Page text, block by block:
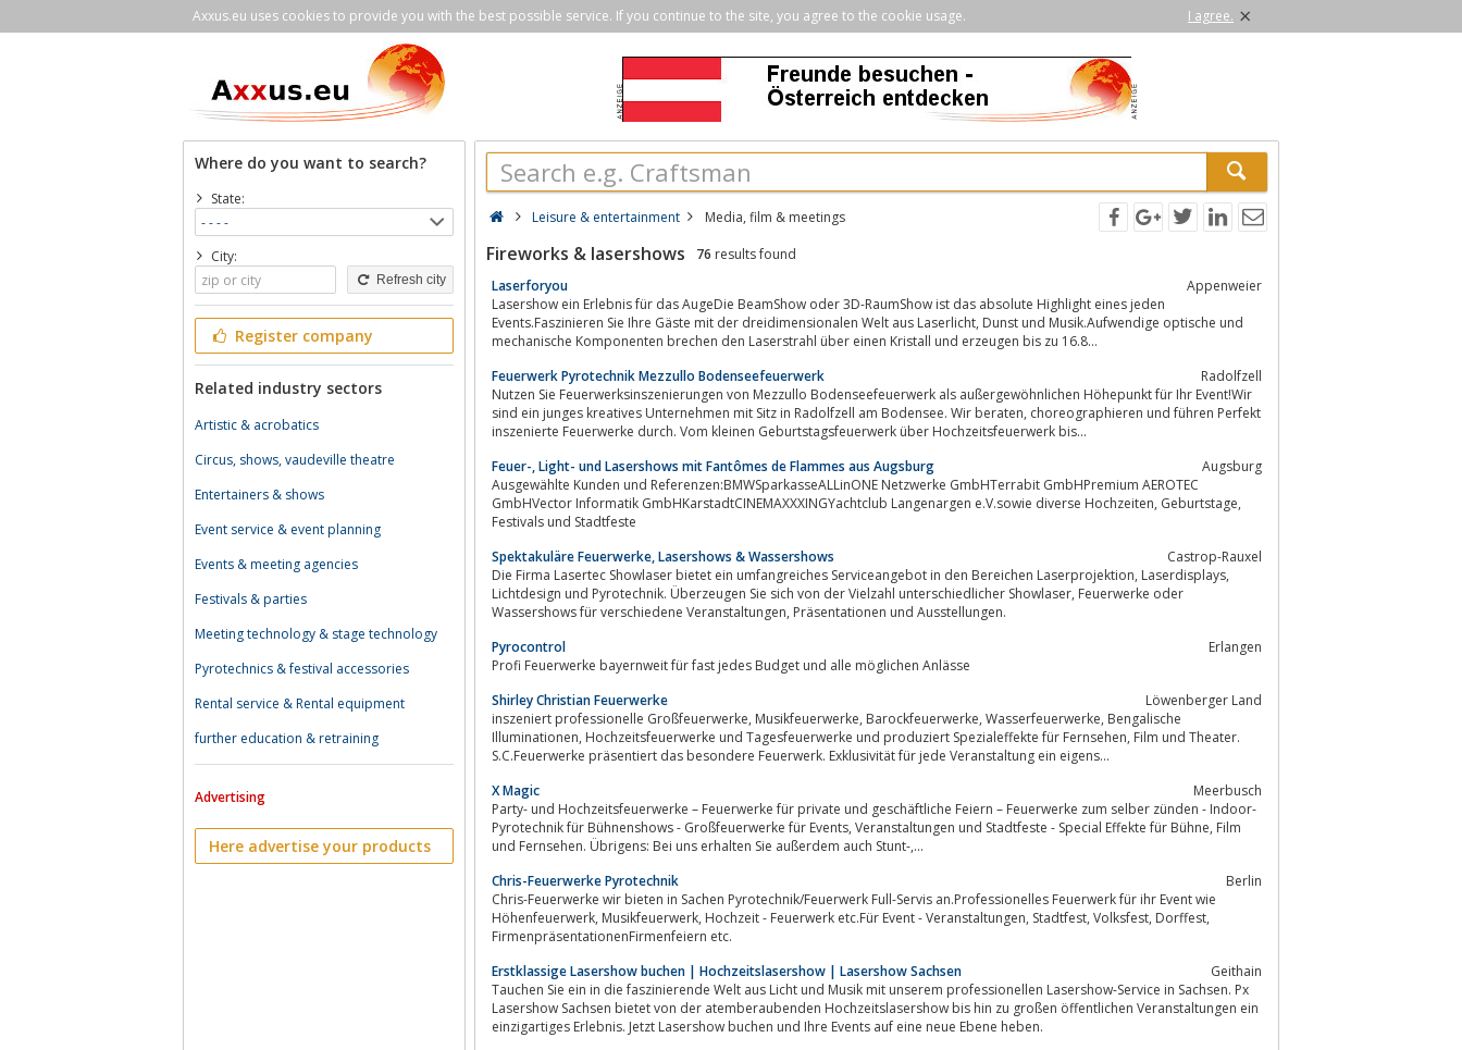
Axxus.eu uses cookies to provide you with the best possible service. If you continue to the site, you agree to the cookie usage. I agree. ×
Where do you want to search?
State:
City:
Refresh city
Register company
Related industry sectors
Artistic & acrobatics
Circus, shows, vaudeville theatre
Entertainers & shows
Event service & event planning
Events & meeting agencies
Festivals & parties
Meeting technology & stage technology
Pyrotechnics & festival accessories
Rental service & Rental equipment
further education & retraining
Advertising
Here advertise your products
Leisure & entertainment Media, film & meetings
Fireworks & lasershows 76 results found
Laserforyou
Appenweier
Lasershow ein Erlebnis für das AugeDie BeamShow oder 3D-RaumShow ist das absolute Highlight eines jeden
Events.Faszinieren Sie Ihre Gäste mit der dreidimensionalen Welt aus Laserlicht, Dunst und Musik.Aufwendige optische und
mechanische Komponenten brechen den Laserstrahl über einen Kristall und erzeugen bis zu 16.8...
Feuerwerk Pyrotechnik Mezzullo Bodenseefeuerwerk
Radolfzell
Nutzen Sie Feuerwerksinszenierungen von Mezzullo Bodenseefeuerwerk als außergewöhnlichen Höhepunkt für Ihr Event!Wir
sind ein junges kreatives Unternehmen mit Sitz in Radolfzell am Bodensee. Wir beraten, choreographieren und führen Perfekt
inszenierte Feuerwerke durch. Vom kleinen Geburtstagsfeuerwerk über Hochzeitsfeuerwerk bis...
Feuer-, Light- und Lasershows mit Fantômes de Flammes aus Augsburg
Augsburg
Ausgewählte Kunden und Referenzen:BMWSparkasseALLinONE Netzwerke GmbHTerrabit GmbHPremium AEROTEC
GmbHVector Informatik GmbHKarstadtCINEMAXXXINGYachtclub Langenargen e.V.sowie diverse Hochzeiten, Geburtstage,
Festivals und Stadtfeste
Spektakuläre Feuerwerke, Lasershows & Wassershows
Castrop-Rauxel
Die Firma Lasertec Showlaser bietet ein umfangreiches Serviceangebot in den Bereichen Laserprojektion, Laserdisplays,
Lichtdesign und Pyrotechnik. Überzeugen Sie sich von der Vielzahl unterschiedlicher Showlaser, Feuerwerke oder
Wassershows für verschiedene Veranstaltungen, Präsentationen und Ausstellungen.
Pyrocontrol
Erlangen
Profi Feuerwerke bayernweit für fast jedes Budget und alle möglichen Anlässe
Shirley Christian Feuerwerke
Löwenberger Land
inszeniert professionelle Großfeuerwerke, Musikfeuerwerke, Barockfeuerwerke, Wasserfeuerwerke, Bengalische
Illuminationen, Hochzeitsfeuerwerke und Tagesfeuerwerke und produziert Spezialeffekte für Fernsehen, Film und Theater.
S.C.Feuerwerke präsentiert das besondere Feuerwerk. Exklusivität für jede Veranstaltung ein eigens...
X Magic
Meerbusch
Party- und Hochzeitsfeuerwerke – Feuerwerke für private und geschäftliche Feiern – Feuerwerke zum selber zünden - Indoor-
Pyrotechnik für Bühnenshows - Großfeuerwerke für Events, Veranstaltungen und Stadtfeste - Special Effekte für Bühne, Film
und Fernsehen. Übrigens: Bei uns erhalten Sie außerdem auch Stunt-,...
Chris-Feuerwerke Pyrotechnik
Berlin
Chris-Feuerwerke wir bieten in Sachen Pyrotechnik/Feuerwerk Full-Servis an.Professionelles Feuerwerk für ihr Event wie
Höhenfeuerwerk, Musikfeuerwerk, Hochzeit - Feuerwerk etc.Für Event - Veranstaltungen, Stadtfest, Volksfest, Dorffest,
FirmenpräsentationenFirmenfeiern etc.
Erstklassige Lasershow buchen | Hochzeitslasershow | Lasershow Sachsen
Geithain
Tauchen Sie ein in die faszinierende Welt aus Licht und Musik mit unserem professionellen Lasershow-Service in Sachsen. Px
Lasershow Sachsen bietet von der atemberaubenden Hochzeitslasershow bis hin zu großen öffentlichen Veranstaltungen ein
einzigartiges Erlebnis. Jetzt Lasershow buchen und Ihre Events auf eine neue Ebene heben.